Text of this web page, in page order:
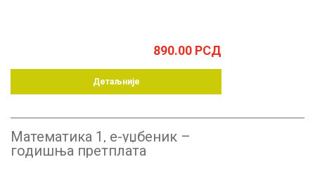
890.00 РСД
Детаљније
Математика 1, е-уџбеник –
годишња претплата